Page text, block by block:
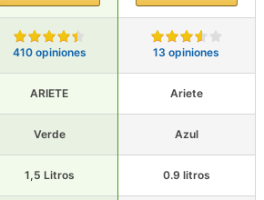
410 opiniones 13 opiniones
ARIETE Ariete
Verde Azul
1,5 Litros 0.9 litros